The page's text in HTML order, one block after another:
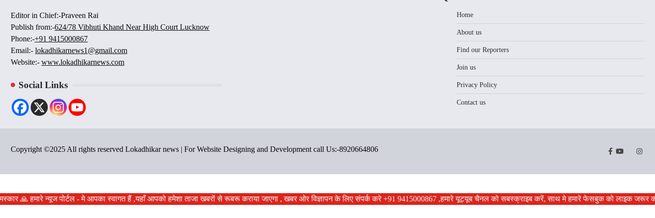
Editor in Chief:-Praveen Rai
Publish from:-624/78 Vibhuti Khand Near High Court Lucknow
Phone:-+91 9415000867
Email:- lokadhikarnews1@gmail.com
Website:- www.lokadhikarnews.com
Social Links
Home
About us
Find our Reporters
Join us
Privacy Policy
Contact us
Copyright ©2025 All rights reserved Lokadhikar news | For Website Designing and Development call Us:-8920664806
Facebook
Youtube
Twitter
🙏 हमारे न्यूज पोर्टल - मे आपका स्वागत हैं ,यहाँ आपको हमेशा ताजा खबरों से रूबरू कराया जाएगा , खबर ओर विज्ञापन के लिए संपर्क करे +91 9415000867 ,हमारे यूट्यूब चैनल को सबस्क्राइब करें, साथ मे हमारे फेसबुक को लाइक जरूर